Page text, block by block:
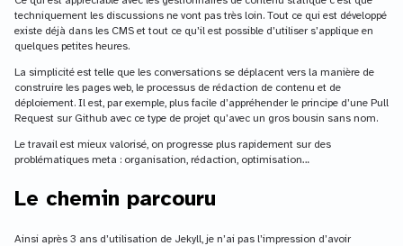
techniquement les discussions ne vont pas très loin. Tout ce qui est développé
existe déjà dans les CMS et tout ce qu’il est possible d’utiliser s’applique en
quelques petites heures.
La simplicité est telle que les conversations se déplacent vers la manière de
construire les pages web, le processus de rédaction de contenu et de
déploiement. Il est, par exemple, plus facile d’appréhender le principe d’une Pull
Request sur Github avec ce type de projet qu’avec un gros bousin sans nom.
Le travail est mieux valorisé, on progresse plus rapidement sur des
problématiques meta : organisation, rédaction, optimisation…
Le chemin parcouru
Ainsi après 3 ans d’utilisation de Jekyll, je n’ai pas l’impression d’avoir